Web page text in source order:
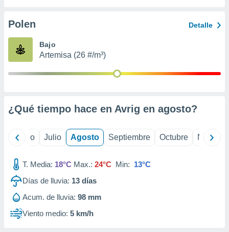
e
mediante
publicidad
publicidad
1199
Polen Detalle
Bajo
Artemisa (26 #/m³)
¿Qué tiempo hace en Avrig en agosto?
Junio Julio Agosto Septiembre Octubre
T. Media: 18°C Max.: 24°C Min: 13°C
Días de lluvia: 13 días
Acum. de lluvia: 98 mm
Viento medio: 5 km/h